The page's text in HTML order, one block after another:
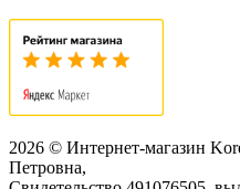
2026 © Интернет-магазин
Петровна,